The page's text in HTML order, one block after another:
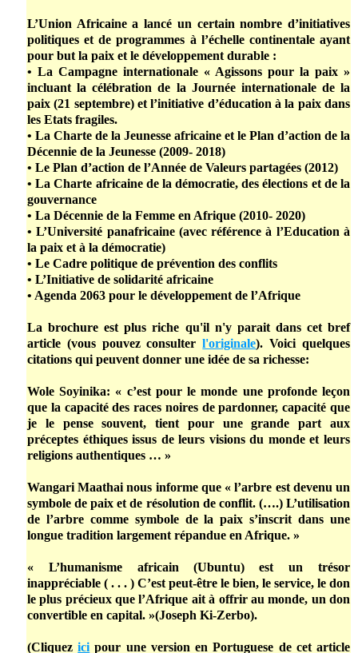
L’Union Africaine a lancé un certain nombre d’initiatives
politiques et de programmes à l’échelle continentale ayant
pour but la paix et le développement durable :
• La Campagne internationale « Agissons pour la paix »
incluant la célébration de la Journée internationale de la
paix (21 septembre) et l’initiative d’éducation à la paix dans
les Etats fragiles.
• La Charte de la Jeunesse africaine et le Plan d’action de la
Décennie de la Jeunesse (2009- 2018)
• Le Plan d’action de l’Année de Valeurs partagées (2012)
• La Charte africaine de la démocratie, des élections et de la
gouvernance
• La Décennie de la Femme en Afrique (2010- 2020)
• L’Université panafricaine (avec référence à l’Education à
la paix et à la démocratie)
• Le Cadre politique de prévention des conflits
• L’Initiative de solidarité africaine
• Agenda 2063 pour le développement de l’Afrique
La brochure est plus riche qu'il n'y parait dans cet bref
article (vous pouvez consulterl'originale). Voici quelques
citations qui peuvent donner une idée de sa richesse:
Wole Soyinika: « c’est pour le monde une profonde leçon
que la capacité des races noires de pardonner, capacité que
je le pense souvent, tient pour une grande part aux
préceptes éthiques issus de leurs visions du monde et leurs
religions authentiques … »
Wangari Maathai nous informe que « l’arbre est devenu un
symbole de paix et de résolution de conflit. (….) L’utilisation
de l’arbre comme symbole de la paix s’inscrit dans une
longue tradition largement répandue en Afrique. »
« L’humanisme africain (Ubuntu) est un trésor
inappréciable ( . . . ) C’est peut-être le bien, le service, le don
le plus précieux que l’Afrique ait à offrir au monde, un don
convertible en capital. »(Joseph Ki-Zerbo).
(Cliquezicipour une version en Portuguese de cet article